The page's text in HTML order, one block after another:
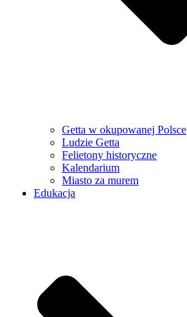
Getta w okupowanej Polsce
Ludzie Getta
Felietony historyczne
Kalendarium
Miasto za murem
Edukacja